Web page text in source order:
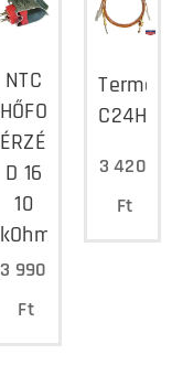
NTC
HŐFOK
ÉRZÉKELŐ
D 16
10
kOhm/25°C
3 990
Ft
C24H
3 420
Ft